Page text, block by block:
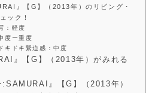
』【G】（2013年）のリビング・
ック！
：軽度
度ー重度
キドキ緊迫感：中度
』【G】（2013年）がみれる
:SAMURAI』【G】（2013年）